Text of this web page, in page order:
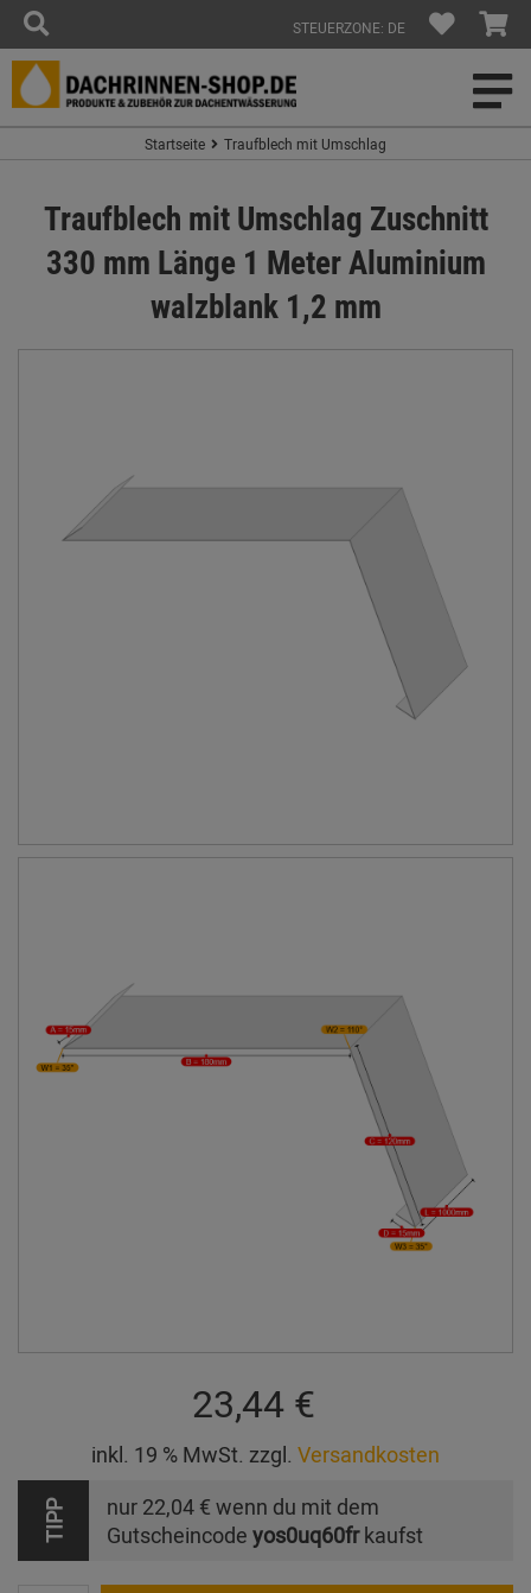
STEUERZONE: DE
Startseite Traufblech mit Umschlag
Traufblech mit Umschlag Zuschnitt
330 mm Länge 1 Meter Aluminium
walzblank 1,2 mm
23,44 €
inkl. 19 % MwSt. zzgl. Versandkosten
TIPP nur 22,04 € wenn du mit dem
Gutscheincode yos0uq60frkaufst